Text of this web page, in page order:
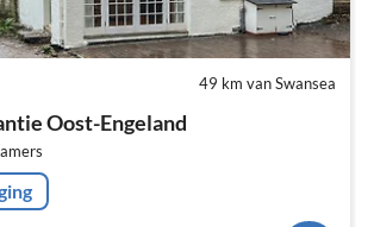
49 km van Swansea
Oost-Engeland